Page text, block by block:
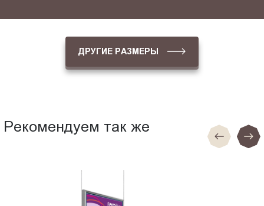
ДРУГИЕ РАЗМЕРЫ
Рекомендуем так же